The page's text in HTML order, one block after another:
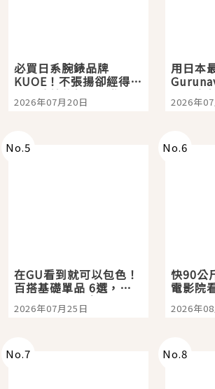
必買日系腕錶品牌
KUOE！不張揚卻經得起
時間洗鍊的經典之作五
選
2026年07月20日
用日本
大都市
美食體
2026年
No.5
在GU看到就可以包色！
百搭基礎單品 6選，閉
眼全收也不心疼
2026年07月25日
No.6
快90公
電影院
嗎？日
「打首
2026年
No.7 No.8